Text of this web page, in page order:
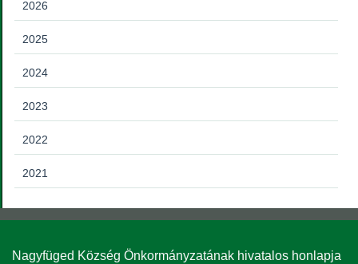
2026
2025
2024
2023
2022
2021
Nagyfüged Község Önkormányzatának hivatalos honlapja